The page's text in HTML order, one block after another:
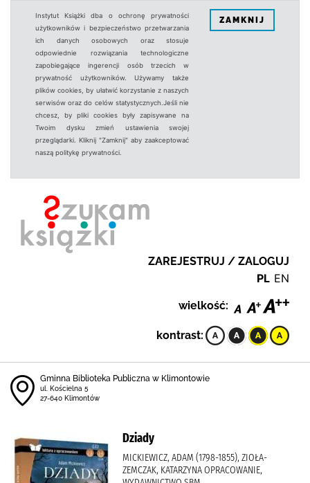
Instytut Książki dba o ochronę prywatności
użytkowników i bezpieczeństwo przetwarzania
ich danych osobowych oraz stosuje
odpowiednie rozwiązania technologiczne
zapobiegające ingerencji osób trzecich w
prywatność użytkowników. Używamy także
plików cookies, by ułatwić korzystanie z naszych
serwisów oraz do celów statystycznych.Jeśli nie
chcesz, by pliki cookies były zapisywane na
Twoim dysku zmień ustawienia swojej
przeglądarki. Kliknij "Zamknij" aby zaakceptować
naszą politykę prywatności.
ZAMKNIJ
ZAREJESTRUJ / ZALOGUJ
PL EN
wielkość:
kontrast:
Gminna Biblioteka Publiczna w Klimontowie
ul. Kościelna 5
27-640 Klimontów
Dziady
MICKIEWICZ, ADAM (1798-1855), ZIOŁA-
ZEMCZAK, KATARZYNA OPRACOWANIE,